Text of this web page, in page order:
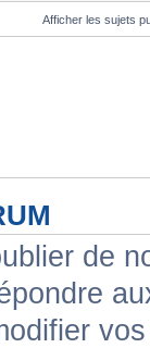
Afficher les sujets
de